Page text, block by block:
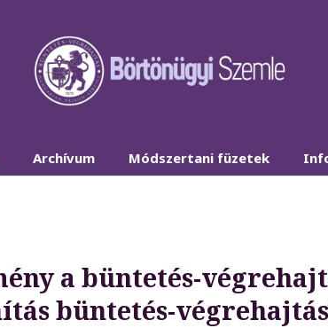
Archívum Módszertani füzetek
a büntetés-
büntetés-